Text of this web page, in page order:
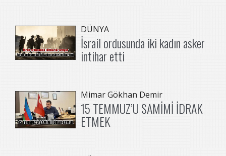
DÜNYA
İsrail ordusunda iki kadın asker
intihar etti
Mimar Gökhan Demir
15 TEMMUZ’U SAMİMİ İDRAK
ETMEK